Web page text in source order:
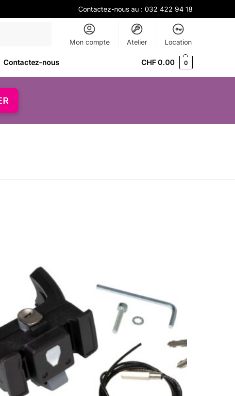
Contactez-nous au : 032 422 94 18
Mon compte Atelier Location
Contactez-nous CHF 0.00 0